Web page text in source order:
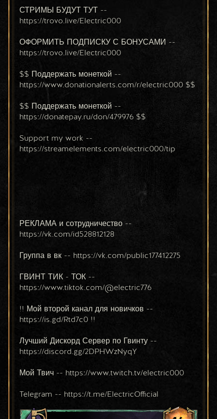
СТРИМЫ БУДУТ ТУТ --
https://trovo.live/Electric000
ОФОРМИТЬ ПОДПИСКУ С БОНУСАМИ --
https://trovo.live/Electric000
$$ Поддержать монеткой --
https://www.donationalerts.com/r/electric000 $$
$$ Поддержать монеткой --
https://donatepay.ru/don/479976 $$
Support my work --
https://streamelements.com/electric000/tip
РЕКЛАМА и сотрудничество --
https://vk.com/id528812128
Группа в вк -- https://vk.com/public177412275
ГВИНТ ТИК - ТОК --
https://www.tiktok.com/@electric776
!! Мой второй канал для новичков --
https://is.gd/Rtd7c0 !!
Лучший Дискорд Сервер по Гвинту --
https://discord.gg/2DPHWzNyqY
Мой Твич -- https://www.twitch.tv/electric000
Telegram -- https://t.me/ElectricOfficial